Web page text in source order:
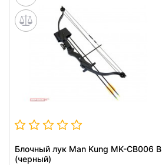
Блочный лук Man Kung MK-CB006 B
(черный)